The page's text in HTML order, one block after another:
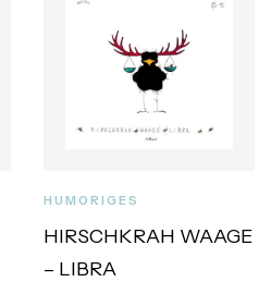
HUMORIGES
HIRSCHKRAH WAAGE
– LIBRA